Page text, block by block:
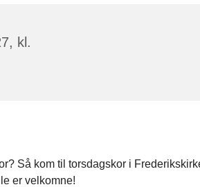
kl.
Så kom til torsdagskor i
er velkomne!